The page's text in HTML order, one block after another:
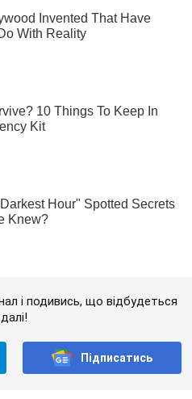
і подивись, що відбудеться
далі!
Підписатись